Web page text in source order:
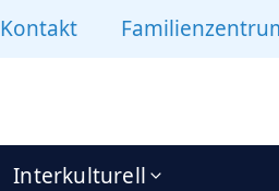
Kontakt
Interkulturell